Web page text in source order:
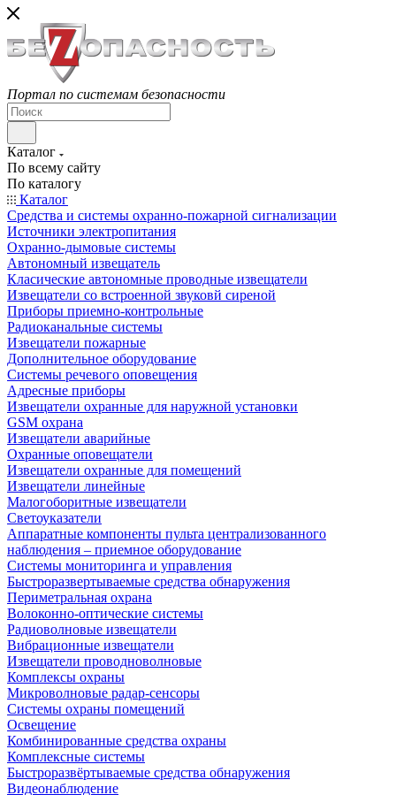
Портал по системам безопасности
Каталог
По всему сайту
По каталогу
Каталог
Средства и системы охранно-пожарной сигнализации
Источники электропитания
Охранно-дымовые системы
Автономный извещатель
Класические автономные проводные извещатели
Извещатели со встроенной звуковй сиреной
Приборы приемно-контрольные
Радиоканальные системы
Извещатели пожарные
Дополнительное оборудование
Системы речевого оповещения
Адресные приборы
Извещатели охранные для наружной установки
GSM охрана
Извещатели аварийные
Охранные оповещатели
Извещатели охранные для помещений
Извещатели линейные
Малогоборитные извещатели
Светоуказатели
Аппаратные компоненты пульта централизованного
наблюдения – приемное оборудование
Системы мониторинга и управления
Быстроразвертываемые средства обнаружения
Периметральная охрана
Волоконно-оптические системы
Радиоволновые извещатели
Вибрационные извещатели
Извещатели проводноволновые
Комплексы охраны
Микроволновые радар-сенсоры
Системы охраны помещений
Освещение
Комбинированные средства охраны
Комплексные системы
Быстроразвёртываемые средства обнаружения
Видеонаблюдение